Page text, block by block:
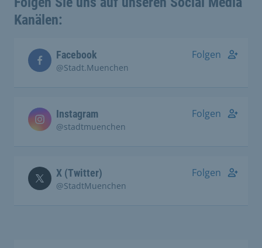
Kanälen:
Facebook
@Stadt.Muenchen
Folgen
Instagram
@stadtmuenchen
Folgen
X (Twitter)
@StadtMuenchen
Folgen